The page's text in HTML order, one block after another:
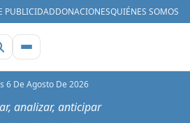
PUBLICIDADDONACIONESQUIÉNES SOMOS
6 De Agosto De 2026
analizar, anticipar